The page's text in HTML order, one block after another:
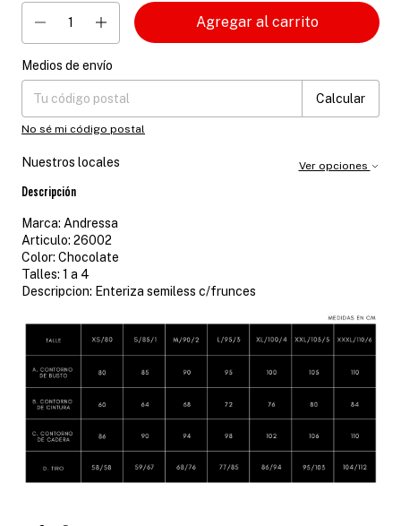
Entregas para el CP:
Medios de envío
Calcular
No sé mi código postal
Nuestros locales Ver opciones
Descripción
Marca: Andressa
Articulo: 26002
Color: Chocolate
Talles: 1 a 4
Descripcion: Enteriza semiless c/frunces